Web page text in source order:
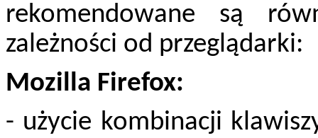
rekomendowane są
zależności od przeglądarki:
Mozilla Firefox:
- użycie kombinacji